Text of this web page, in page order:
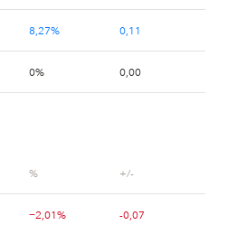
8,27% 0,11
0% 0,00
% +/-
−2,01% -0,07